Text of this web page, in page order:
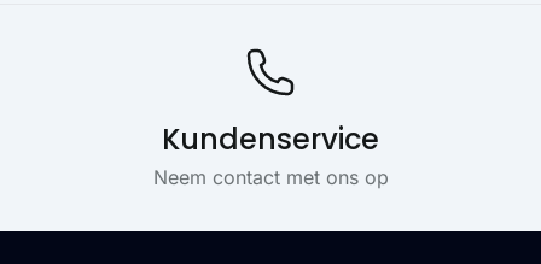
Kundenservice
Neem contact met ons op